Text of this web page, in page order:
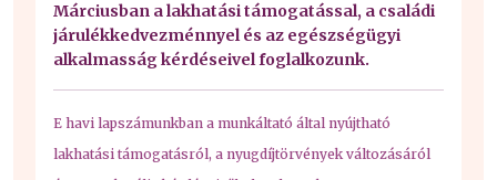
Márciusban a lakhatási támogatással, a családi
járulékkedvezménnyel és az egészségügyi
alkalmasság kérdéseivel foglalkozunk.
E havi lapszámunkban a munkáltató által nyújtható
lakhatási támogatásról, a nyugdíjtörvények változásáról